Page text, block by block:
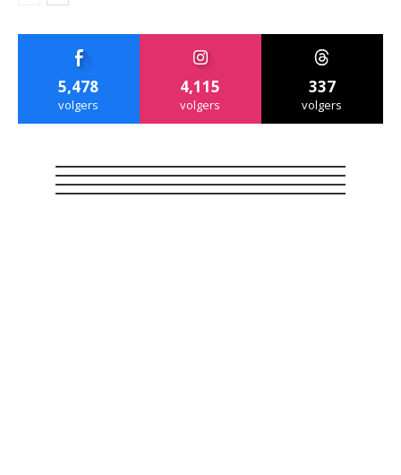
5,478
volgers
4,115
volgers
337
volgers